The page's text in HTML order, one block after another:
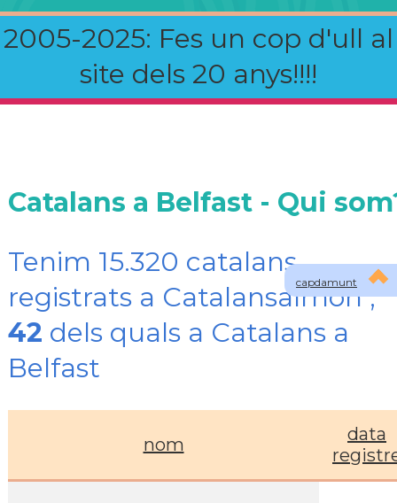
2005-2025: Fes un cop d'ull al
site dels 20 anys!!!!
capdamunt
Catalans a Belfast - Qui
Tenim 15.320 catalans
registrats a Catalansalmon ,
42 dels quals a Catalans a
Belfast
nom
data